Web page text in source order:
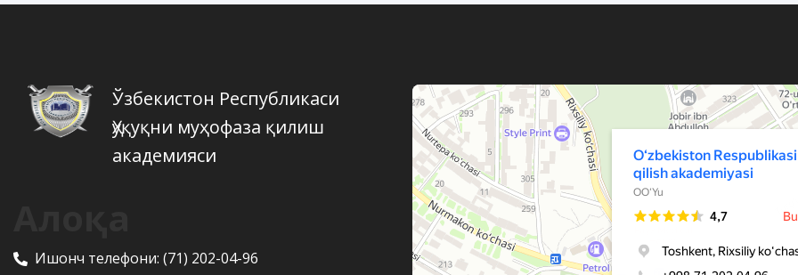
Ўзбекистон Республикаси
Ҳуқуқни муҳофаза қилиш
академияси
Ишонч телефони: (71) 202-04-96